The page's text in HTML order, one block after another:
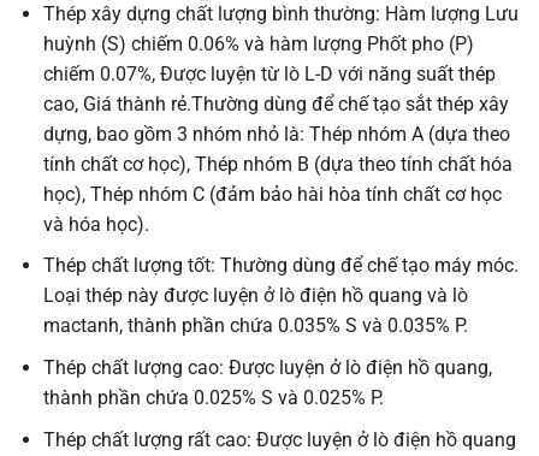
Thép xây dựng chất lượng bình thường: Hàm lượng Lưu
huỳnh (S) chiếm 0.06% và hàm lượng Phốt pho (P)
chiếm 0.07%, Được luyện từ lò L-D với năng suất thép
cao, Giá thành rẻ.Thường dùng để chế tạo sắt thép xây
dựng, bao gồm 3 nhóm nhỏ là: Thép nhóm A (dựa theo
tính chất cơ học), Thép nhóm B (dựa theo tính chất hóa
học), Thép nhóm C (đảm bảo hài hòa tính chất cơ học
và hóa học).
Thép chất lượng tốt: Thường dùng để chế tạo máy móc.
Loại thép này được luyện ở lò điện hồ quang và lò
mactanh, thành phần chứa 0.035% S và 0.035% P.
Thép chất lượng cao: Được luyện ở lò điện hồ quang,
thành phần chứa 0.025% S và 0.025% P.
Thép chất lượng rất cao: Được luyện ở lò điện hồ quang